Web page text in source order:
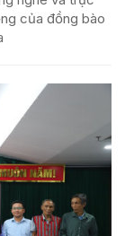
của đồng bào